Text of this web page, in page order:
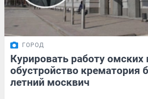
ГОРОД
Курировать работу
обустройство крематория
летний москвич